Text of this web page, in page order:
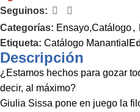
Seguinos:
Categorías: Ensayo,Catálogo,
Etiqueta: Catálogo Manantial
Descripción
¿Estamos hechos para gozar
decir, al máximo?
Giulia Sissa pone en juego la